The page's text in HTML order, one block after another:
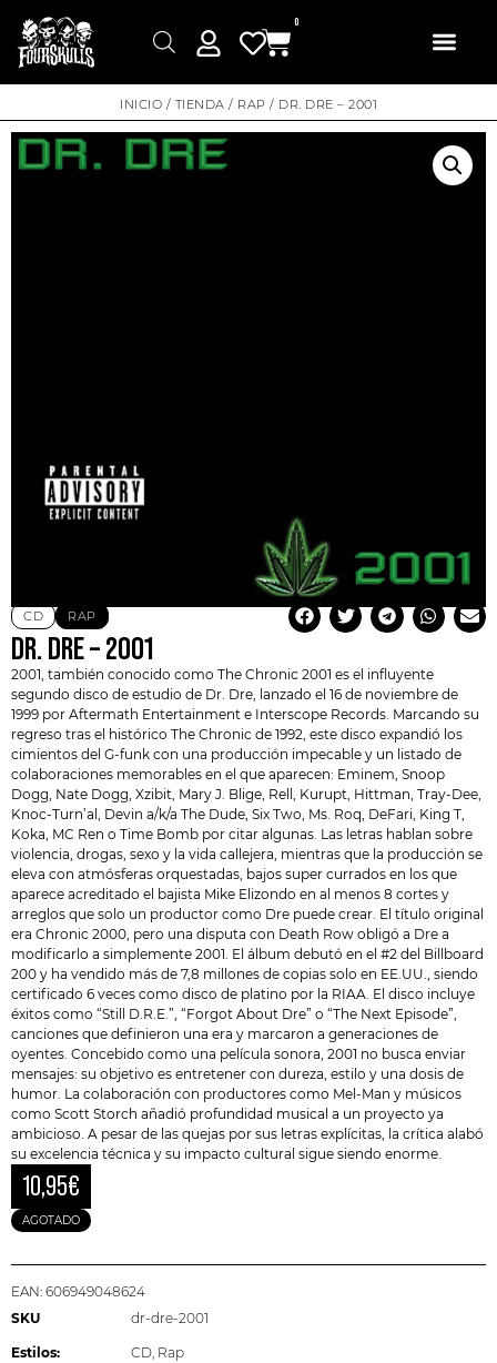
0
INICIO / TIENDA / RAP / DR. DRE – 2001
CD RAP
DR. DRE – 2001
2001, también conocido como The Chronic 2001 es el influyente
segundo disco de estudio de Dr. Dre , lanzado el 16 de noviembre de
1999 por Aftermath Entertainment e Interscope Records. Marcando su
regreso tras el histórico The Chronic de 1992, este disco expandió los
cimientos del G-funk con una producción impecable y un listado de
colaboraciones memorables en el que aparecen: Eminem, Snoop
Dogg, Nate Dogg, Xzibit, Mary J. Blige , Rell, Kurupt, Hittman, Tray-Dee,
Knoc-Turn’al, Devin a/k/a The Dude, Six Two, Ms. Roq, DeFari, King T,
Koka, MC Ren o Time Bomb por citar algunas. Las letras hablan sobre
violencia, drogas, sexo y la vida callejera, mientras que la producción se
eleva con atmósferas orquestadas, bajos super currados en los que
aparece acreditado el bajista Mike Elizondo en al menos 8 cortes y
arreglos que solo un productor como Dre puede crear. El título original
era Chronic 2000, pero una disputa con Death Row obligó a Dre a
modificarlo a simplemente 2001. El álbum debutó en el #2 del Billboard
200 y ha vendido más de 7,8 millones de copias solo en EE.UU., siendo
certificado 6 veces como disco de platino por la RIAA. El disco incluye
éxitos como “Still D.R.E.”, “Forgot About Dre” o “The Next Episode”,
canciones que definieron una era y marcaron a generaciones de
oyentes. Concebido como una película sonora, 2001 no busca enviar
mensajes: su objetivo es entretener con dureza, estilo y una dosis de
humor. La colaboración con productores como Mel-Man y músicos
como Scott Storch añadió profundidad musical a un proyecto ya
ambicioso. A pesar de las quejas por sus letras explícitas, la crítica alabó
su excelencia técnica y su impacto cultural sigue siendo enorme.
10,95€
AGOTADO
EAN: 606949048624
SKU
dr-dre-2001
Estilos: CD, Rap